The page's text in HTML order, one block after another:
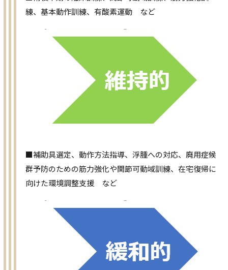
練、基本動作訓練、有酸素運動 など
■補助具選定、動作方法指導、浮腫への対応、廃用症候
群予防のための筋力強化や関節可動域訓練、在宅復帰に
向けた環境調整支援 など